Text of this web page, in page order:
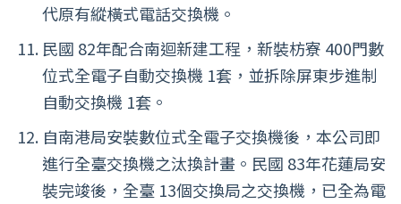
代原有縱橫式電話交換機。
民國 82年配合南迴新建工程，新裝枋寮 400門數
位式全電子自動交換機 1套，並拆除屏東步進制
自動交換機 1套。
自南港局安裝數位式全電子交換機後，本公司即
進行全臺交換機之汰換計畫。民國 83年花蓮局安
裝完竣後，全臺 13個交換局之交換機，已全為電